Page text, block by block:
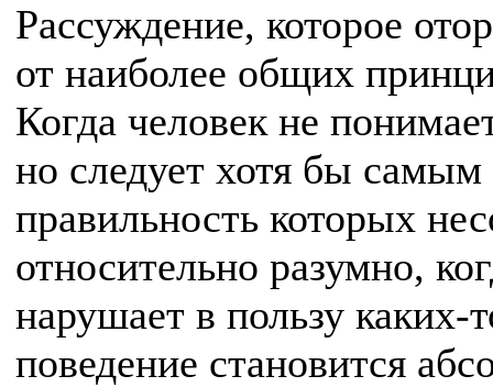
Рассуждение, которое
от наиболее общих
Когда человек не
но следует хотя бы
правильность которых
относительно разумно,
нарушает в пользу каких-
поведение становится